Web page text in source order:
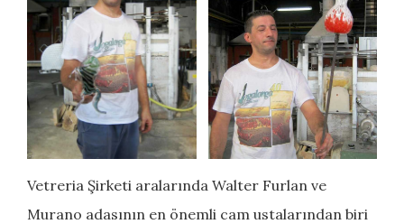
Vetreria Şirketi aralarında Walter Furlan ve
Murano adasının en önemli cam ustalarından biri